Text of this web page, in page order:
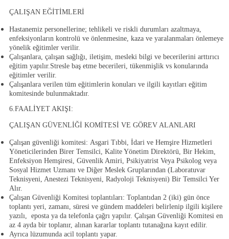
ÇALIŞAN EĞİTİMLERİ
Hastanemiz personellerine; tehlikeli ve riskli durumları azaltmaya,
enfeksiyonların kontrolü ve önlenmesine, kaza ve yaralanmaları önlemeye
yönelik eğitimler verilir.
Çalışanlara, çalışan sağlığı, iletişim, mesleki bilgi ve becerilerini arttırıcı
eğitim yapılır.Stresle baş etme becerileri, tükenmişlik vs konularında
eğitimler verilir.
Çalışanlara verilen tüm eğitimlerin konuları ve ilgili kayıtları eğitim
komitesinde bulunmaktadır.
6.FAALİYET AKIŞI:
ÇALIŞAN GÜVENLİĞİ KOMİTESİ VE GÖREV ALANLARI
Çalışan güvenliği komitesi: Asgari Tıbbi, İdari ve Hemşire Hizmetleri
Yöneticilerinden Birer Temsilci, Kalite Yönetim Direktörü, Bir Hekim,
Enfeksiyon Hemşiresi, Güvenlik Amiri, Psikiyatrist Veya Psikolog veya
Sosyal Hizmet Uzmanı ve Diğer Meslek Gruplarından (Laboratuvar
Teknisyeni, Anestezi Teknisyeni, Radyoloji Teknisyeni) Bir Temsilci Yer
Alır.
Çalışan Güvenliği Komitesi toplantıları: Toplantıdan 2 (iki) gün önce
toplantı yeri, zamanı, süresi ve gündem maddeleri belirlenip ilgili kişilere
yazılı, eposta ya da telefonla çağrı yapılır. Çalışan Güvenliği Komitesi en
az 4 ayda bir toplanır, alınan kararlar toplantı tutanağına kayıt edilir.
Ayrıca lüzumunda acil toplantı yapar.